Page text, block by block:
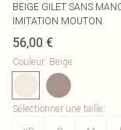
BEIGE GILET SANS
IMITATION MOUTON
56,00 €
Couleur: Beige
Sélectionner une taille: